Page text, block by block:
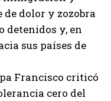
de dolor y zozobra
detenidos y, en
sus países de
Francisco criticó
cero del